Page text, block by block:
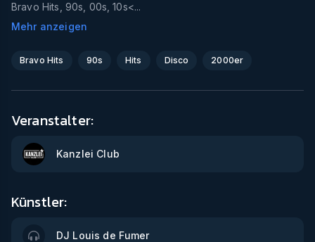
Bravo Hits, 90s, 00s, 10s<...
Mehr anzeigen
Bravo Hits 90s Hits Disco 2000er
Veranstalter:
Kanzlei Club
Künstler:
DJ Louis de Fumer